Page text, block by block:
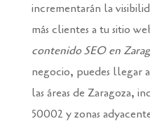
incrementarán la
más clientes a tu sitio
contenido SEO en
negocio, puedes llegar
las áreas de Zaragoza,
50002 y zonas